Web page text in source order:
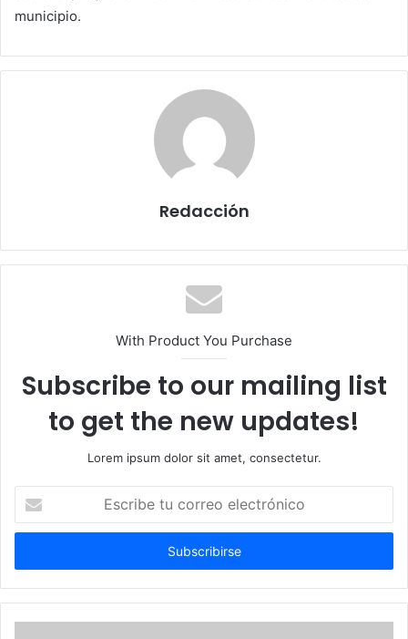
municipio.
Redacción
With Product You Purchase
Subscribe to our mailing list
to get the new updates!
Lorem ipsum dolor sit amet, consectetur.
correo